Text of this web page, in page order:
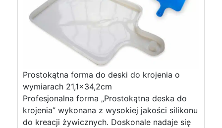
Prostokątna forma do deski do krojenia o
wymiarach 21,1×34,2cm
Profesjonalna forma „Prostokątna deska do
krojenia” wykonana z wysokiej jakości silikonu
do kreacji żywicznych. Doskonale nadaje się